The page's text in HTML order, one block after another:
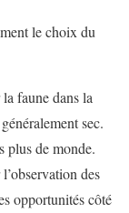
le choix du
faune dans la
sec.
plus de monde.
des
opportunités côté